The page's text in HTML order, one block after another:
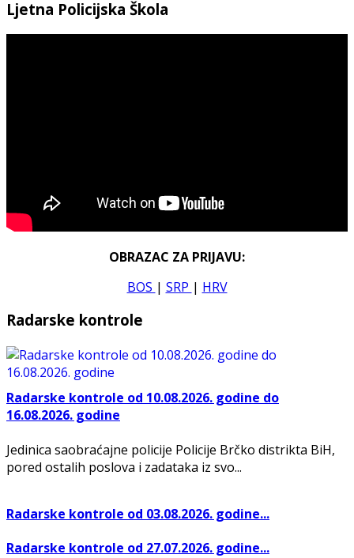
Ljetna Policijska Škola
OBRAZAC ZA PRIJAVU:
BOS | SRP | HRV
Radarske kontrole
Radarske kontrole od 10.08.2026. godine do
16.08.2026. godine
Jedinica saobraćajne policije Policije Brčko distrikta BiH,
pored ostalih poslova i zadataka iz svo...
Radarske kontrole od 03.08.2026. godine...
Radarske kontrole od 27.07.2026. godine...